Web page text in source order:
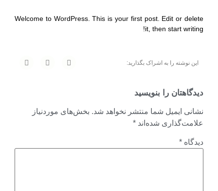
Welcome to WordPress. This is your first post. Edit or delete
it, then start writing!
این نوشته را به اشراک بگذارید:
دیدگاهتان را بنویسید
نشانی ایمیل شما منتشر نخواهد شد. بخش‌های موردنیاز
علامت‌گذاری شده‌اند *
دیدگاه *